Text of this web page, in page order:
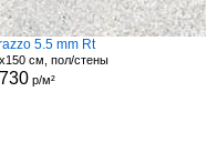
5.5 mm Rt
см, пол/стены
р/м²